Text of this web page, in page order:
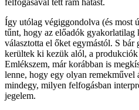
felfogásával tett rám hatást.
Így utólag végiggondolva (és most
tűnt, hogy az előadók gyakorlatilag
választotta el őket egymástól. S bár
kerültek ki kezük alól, a produkciók
Emlékszem, már korábban is
lenne, hogy egy olyan remekművel
mindegy, milyen felfogásban
jegelem.